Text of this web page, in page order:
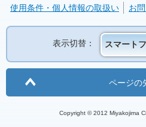
使用条件・個人情報の取扱い お
表示切替： スマート
ページの
Copyright © 2012 Miyakojima